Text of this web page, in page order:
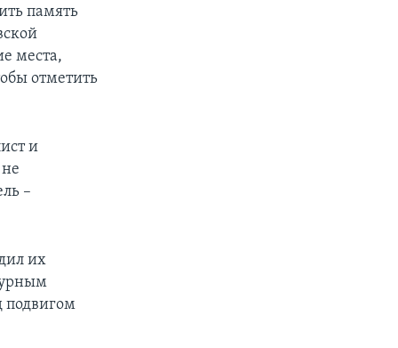
память
места,
отметить
и
–
их
подвигом